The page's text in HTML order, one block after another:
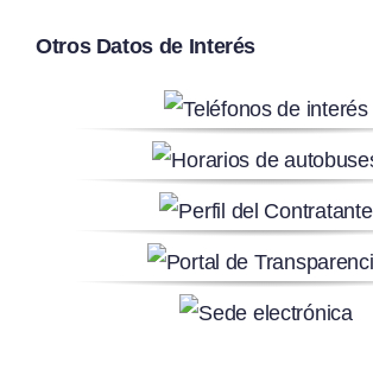
Otros Datos de Interés